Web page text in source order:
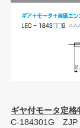
ギヤ付モータ定格
C-184301G ZJP